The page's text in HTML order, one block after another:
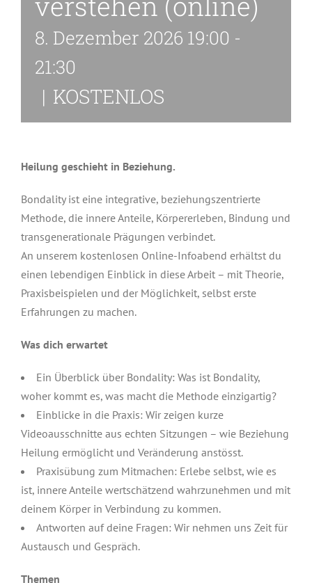
8. Dezember 2026 19:00 -
21:30
| KOSTENLOS
Heilung geschieht in Beziehung.
Bondality ist eine integrative, beziehungszentrierte
Methode, die innere Anteile, Körpererleben, Bindung und
transgenerationale Prägungen verbindet.
An unserem kostenlosen Online-Infoabend erhältst du
einen lebendigen Einblick in diese Arbeit – mit Theorie,
Praxisbeispielen und der Möglichkeit, selbst erste
Erfahrungen zu machen.
Was dich erwartet
Ein Überblick über Bondality: Was ist Bondality,
woher kommt es, was macht die Methode einzigartig?
Einblicke in die Praxis: Wir zeigen kurze
Videoausschnitte aus echten Sitzungen – wie Beziehung
Heilung ermöglicht und Veränderung anstösst.
Praxisübung zum Mitmachen: Erlebe selbst, wie es
ist, innere Anteile wertschätzend wahrzunehmen und mit
deinem Körper in Verbindung zu kommen.
Antworten auf deine Fragen: Wir nehmen uns Zeit für
Austausch und Gespräch.
Themen